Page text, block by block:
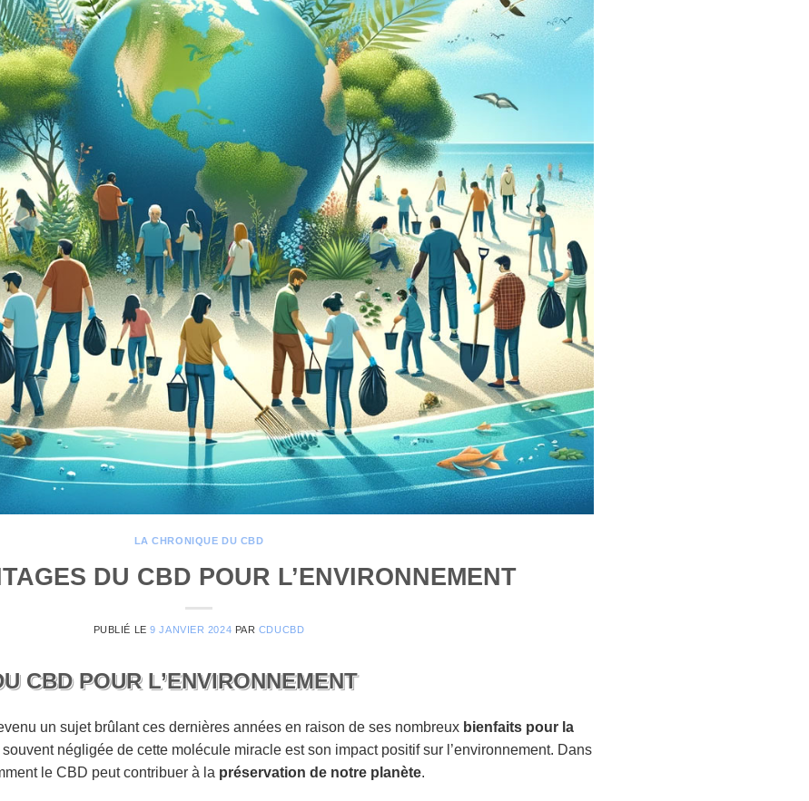
LA CHRONIQUE DU CBD
DU CBD POUR L’ENVIRONNEMENT
PUBLIÉ LE9 JANVIER 2024 PAR CDUCBD
CBD POUR L’ENVIRONNEMENT
un sujet brûlant ces dernières années en raison de ses nombreux bienfaits pour la
négligée de cette molécule miracle est son impact positif sur l’environnement. Dans
le CBD peut contribuer à la préservation de notre planète.